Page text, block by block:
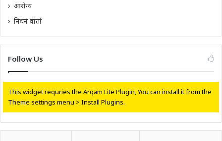
आरोग्य
निधन वार्ता
Follow Us
This widget requries the Arqam Lite Plugin, You can install it from the
Theme settings menu > Install Plugins.